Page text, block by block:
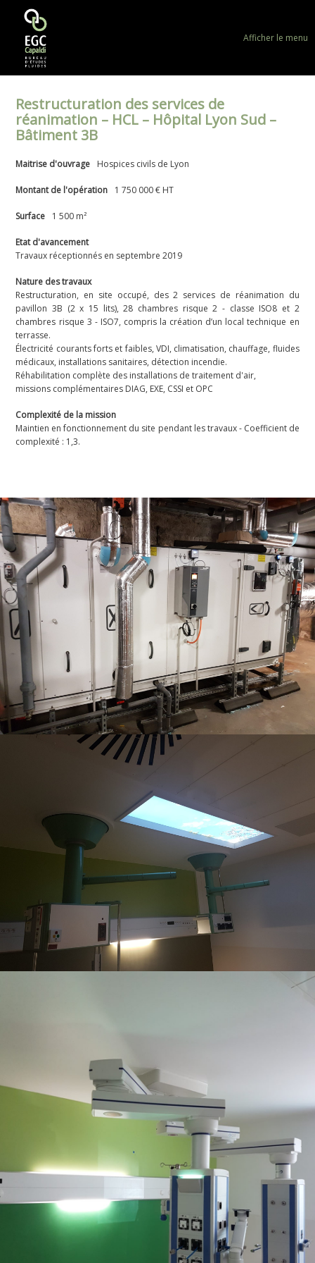
Afficher le menu
Restructuration des services de
réanimation – HCL – Hôpital Lyon Sud –
Bâtiment 3B
Maitrise d'ouvrage Hospices civils de Lyon
Montant de l'opération 1 750 000 € HT
Surface 1 500 m²
Etat d'avancement
Travaux réceptionnés en septembre 2019
Nature des travaux
Restructuration, en site occupé, des 2 services de réanimation du
pavillon 3B (2 x 15 lits), 28 chambres risque 2 - classe ISO8 et 2
chambres risque 3 - ISO7, compris la création d’un local technique en
terrasse.
Électricité courants forts et faibles, VDI, climatisation, chauffage, fluides
médicaux, installations sanitaires, détection incendie.
Réhabilitation complète des installations de traitement d'air,
missions complémentaires DIAG, EXE, CSSI et OPC
Complexité de la mission
Maintien en fonctionnement du site pendant les travaux - Coefficient de
complexité : 1,3.